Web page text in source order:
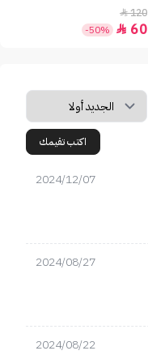
120

60

-50%
اكتب تقيمك
2024/12/07
2024/08/27
2024/08/22